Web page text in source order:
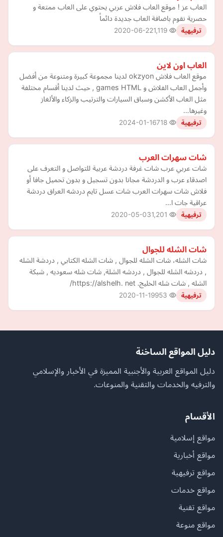
العاب عز ! موقع العاب فلاش عربي يحتوي على العاب ممتعة و
حصرية نقوم باضافة العاب جديدة دائماً
ترفيهية 2020-06-22
العاب اون لاين
موقع العاب فلاش okzyon لدينا مجموعة كبيرة ومتنوعة من أفضل
وأجمل العاب الفلاش و games HTML , حيث لدينا أقسام مختلفة
مثل العاب الأكشن وسباق السيارات والترتيب والزكاء والألغاز
وغيرها…
ترفيهية 2024-01-16
شات سهرات العرب
شات عربي عرب شات غرفة دردشة عربية للتواصل و التعرف على
اصدقاء عرب و الدردشة مجانا بدون تسجيل و بدون تحميل جافا أو
فلاش شات سهرات العرب شات عسل تايم دردشه العراق دردشة
عراقية جات ا…
ترفيهية 2020-05-03
شات الشله للجوال
شات الشله، شات الشله للجوال , شات الشله الكتابي , دردشة الشله
, دردشه الشله للجوال , دردشه الشلة, شات شله سعوديه , شبكة
الشله , شات شله الخليج. https://alshelh. net/
ترفيهية 2020-11-19
دليل المواقع الساخنة
دليل المواقع العربية والأجنبية المميزة في الأخبار والإسلامي
والترفيه والخدمات والتقنية والمنوعات.
الأقسام
مواقع إسلامية
مواقع أخبارية
مواقع ترفيهية
مواقع خدمات
مواقع تقنية
مواقع منوعة